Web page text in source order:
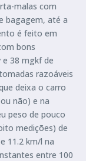
malas com
bagagem, até a
é feito em
bons
38 mgkf de
razoáveis
deixa o carro
não) e na
peso de pouco
medições) de
11.2 km/l na
entre 100